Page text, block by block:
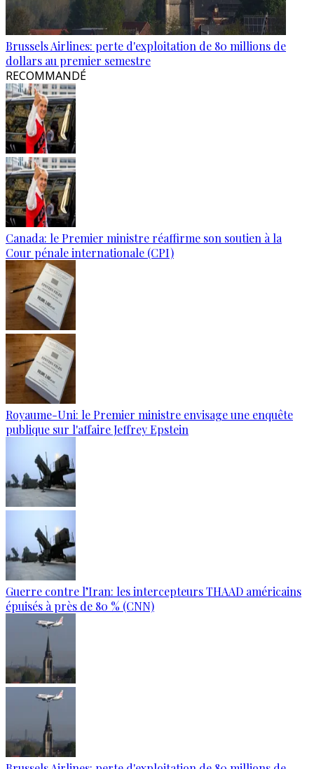
Brussels Airlines: perte d'exploitation de 80 millions de
dollars au premier semestre
RECOMMANDÉ
Canada: le Premier ministre réaffirme son soutien à la
Cour pénale internationale (CPI)
Royaume-Uni: le Premier ministre envisage une enquête
publique sur l'affaire Jeffrey Epstein
Guerre contre l’Iran: les intercepteurs THAAD américains
épuisés à près de 80 % (CNN)